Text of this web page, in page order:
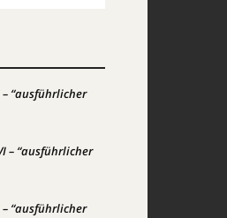
“ausführlicher
– “ausführlicher
“ausführlicher